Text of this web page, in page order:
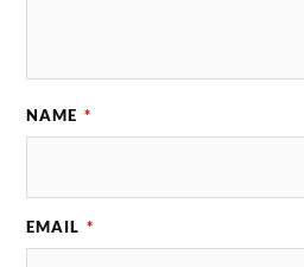
NAME *
EMAIL *